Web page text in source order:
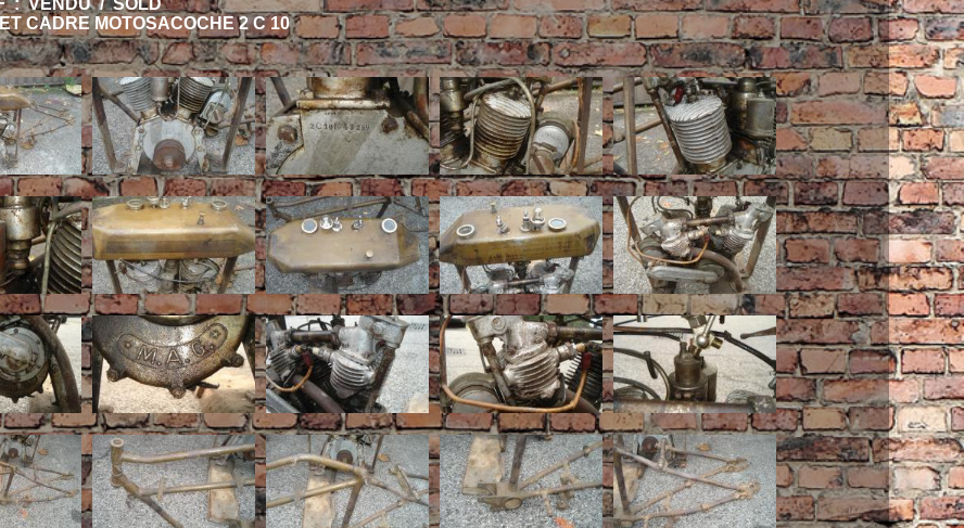
: VENDU / SOLD
CADRE MOTOSACOCHE 2 C 10